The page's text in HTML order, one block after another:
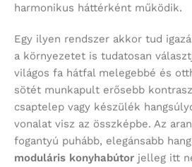
harmonikus háttérként működik.
Egy ilyen rendszer akkor tud
a környezetet is tudatosan
világos fa hátfal melegebbé és
sötét munkapult erősebb
csaptelep vagy készülék
vonalat visz az összképbe. Az
fogantyú puhább, elegánsabb
moduláris konyhabútor jelleg itt